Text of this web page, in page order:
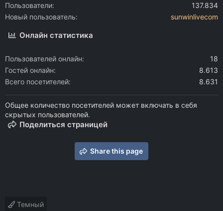
Пользователи
137.834
Новый пользователь
sunwinlivecom
Онлайн статистика
Пользователей онлайн
18
Гостей онлайн
8.613
Всего посетителей
8.631
Общее количество посетителей может включать в себя
скрытых пользователей.
Поделиться страницей
Share this page
Темный